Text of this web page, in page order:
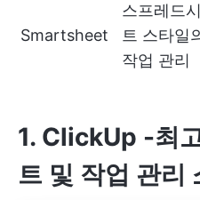
Smartsheet
스프레드시
트 스타일
작업 관리
1. ClickUp -최
트 및 작업 관리